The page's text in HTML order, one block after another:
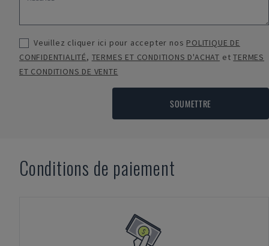
Veuillez cliquer ici pour accepter nos POLITIQUE DE
CONFIDENTIALITÉ, TERMES ET CONDITIONS D'ACHAT etTERMES
ET CONDITIONS DE VENTE
SOUMETTRE
Conditions de paiement